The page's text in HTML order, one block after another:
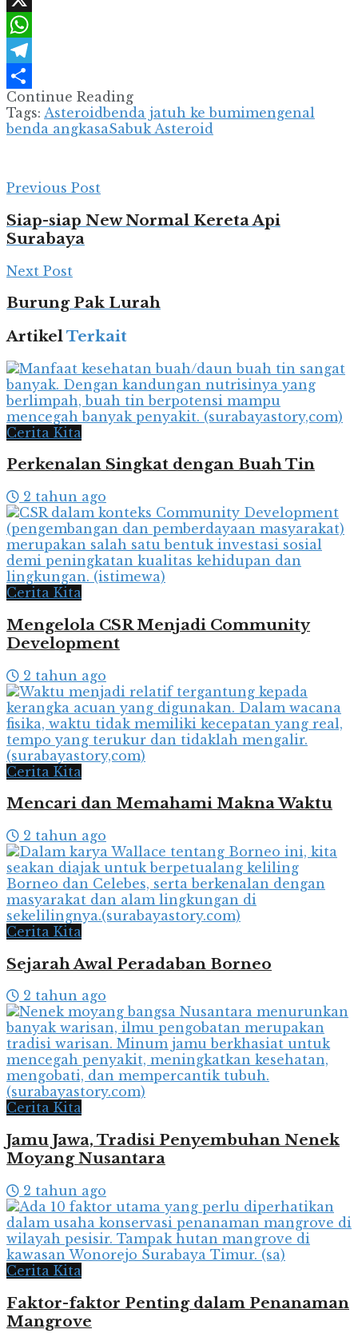
X
WhatsApp
Telegram
Share
Continue Reading
Tags: Asteroidbenda jatuh ke bumimengenal
benda angkasaSabuk Asteroid
Previous Post
Siap-siap New Normal Kereta Api
Surabaya
Next Post
Burung Pak Lurah
ArtikelTerkait
Cerita Kita
Perkenalan Singkat dengan Buah Tin
2 tahun ago
Cerita Kita
Mengelola CSR Menjadi Community
Development
2 tahun ago
Cerita Kita
Mencari dan Memahami Makna Waktu
2 tahun ago
Cerita Kita
Sejarah Awal Peradaban Borneo
2 tahun ago
Cerita Kita
Jamu Jawa, Tradisi Penyembuhan Nenek
Moyang Nusantara
2 tahun ago
Cerita Kita
Faktor-faktor Penting dalam Penanaman
Mangrove